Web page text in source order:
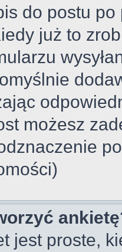
do postu
już to
możesz
jest proste,